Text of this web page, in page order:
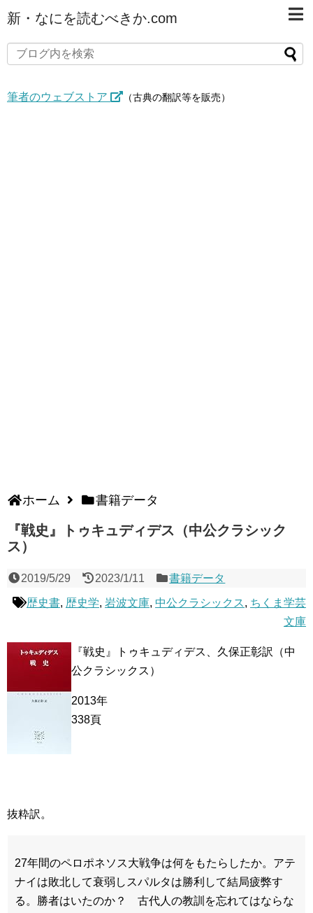
新・なにを読むべきか.com
筆者のウェブストア （古典の翻訳等を販売）
ホーム 書籍データ
『戦史』トゥキュディデス（中公クラシック
ス）
2019/5/29 2023/1/11 書籍データ
歴史書, 歴史学, 岩波文庫, 中公クラシックス, ちくま学芸
文庫
『戦史』トゥキュディデス、久保正彰訳（中
公クラシックス）
2013年
338頁
抜粋訳。
27年間のペロポネソス大戦争は何をもたらしたか。アテ
ナイは敗北して衰弱しスパルタは勝利して結局疲弊す
る。勝者はいたのか？ 古代人の教訓を忘れてはならな